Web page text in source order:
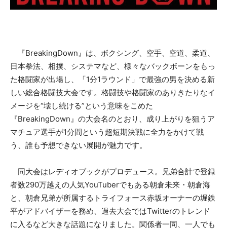
『BreakingDown』は、ボクシング、空手、空道、柔道、
日本拳法、相撲、システマなど、様々なバックボーンをもっ
た格闘家が出場し、「1分1ラウンド」で最強の男を決める新
しい総合格闘技大会です。格闘技や格闘家のありきたりなイ
メージを“壊し続ける”という意味をこめた
『BreakingDown』の大会名のとおり、成り上がりを狙うア
マチュア選手が1分間という超短期決戦に全力をかけて戦
う、誰も予想できない展開が魅力です。
同大会はレディオブックがプロデュース。兄弟合計で登録
者数290万越えの人気YouTuberでもある朝倉未来・朝倉海
と、朝倉兄弟が所属するトライフォース赤坂オーナーの堀鉄
平がアドバイザーを務め、過去大会ではTwitterのトレンド
に入るなど大きな話題になりました。関係者一同、一人でも